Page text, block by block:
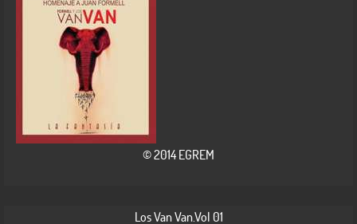
© 2014 EGREM
Los Van Van.Vol 01